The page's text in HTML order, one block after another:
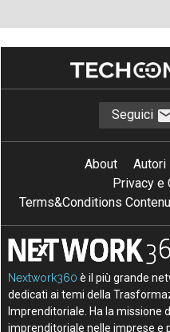
Seguici
About Autori
Privacy e
Terms&Conditions
Nextwork360 è il più grande
dedicati ai temi della
Imprenditoriale. Ha la missione
imprenditoriale nelle imprese e